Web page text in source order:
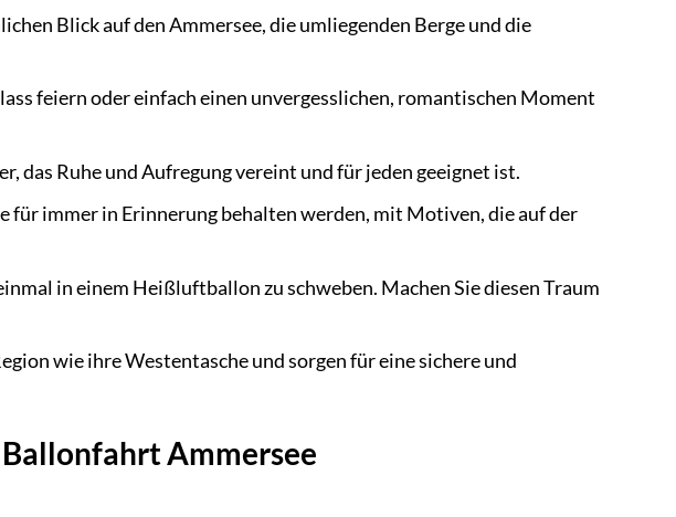
Blick auf den Ammersee, die umliegenden Berge und die
feiern oder einfach einen unvergesslichen, romantischen Moment
das Ruhe und Aufregung vereint und für jeden geeignet ist.
für immer in Erinnerung behalten werden, mit Motiven, die auf der
in einem Heißluftballon zu schweben. Machen Sie diesen Traum
wie ihre Westentasche und sorgen für eine sichere und
Ammersee